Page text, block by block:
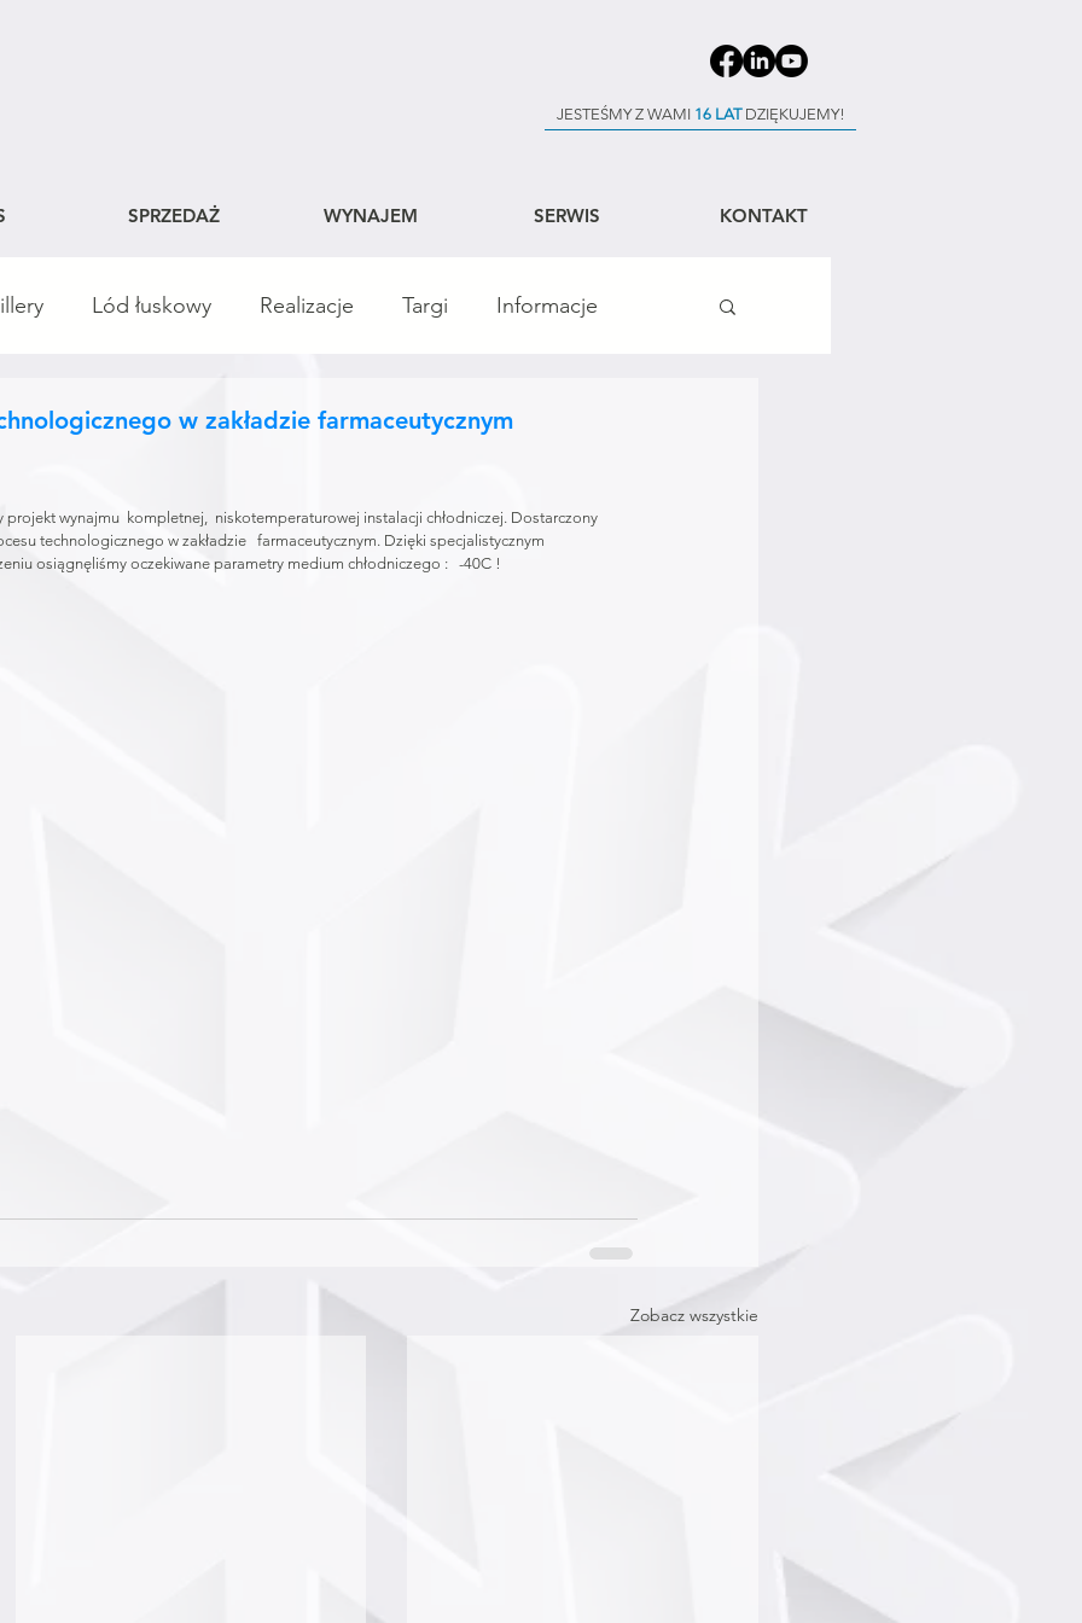
JESTEŚMY Z WAMI 16 LATDZIĘKUJEMY!
SPRZEDAŻ WYNAJEM SERWIS KONTAKT
Lód łuskowy Realizacje Targi Informacje
w zakładzie farmaceutycznym
projekt wynajmu  kompletnej,  niskotemperaturowej instalacji chłodniczej. Dostarczony
technologicznego w zakładzie   farmaceutycznym. Dzięki specjalistycznym
osiągnęliśmy oczekiwane parametry medium chłodniczego :   -40C !
Zobacz wszystkie